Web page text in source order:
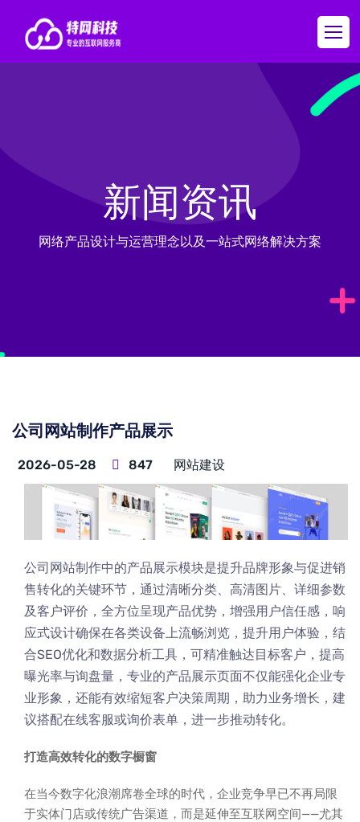
新闻资讯
网络产品设计与运营理念以及一站式网络解决方案
公司网站制作产品展示
2026-05-28 847 网站建设
公司网站制作中的产品展示模块是提升品牌形象与促进销
售转化的关键环节，通过清晰分类、高清图片、详细参数
及客户评价，全方位呈现产品优势，增强用户信任感，响
应式设计确保在各类设备上流畅浏览，提升用户体验，结
合SEO优化和数据分析工具，可精准触达目标客户，提高
曝光率与询盘量，专业的产品展示页面不仅能强化企业专
业形象，还能有效缩短客户决策周期，助力业务增长，建
议搭配在线客服或询价表单，进一步推动转化。
打造高效转化的数字橱窗
在当今数字化浪潮席卷全球的时代，企业竞争早已不再局限
于实体门店或传统广告渠道，而是延伸至互联网空间——尤其